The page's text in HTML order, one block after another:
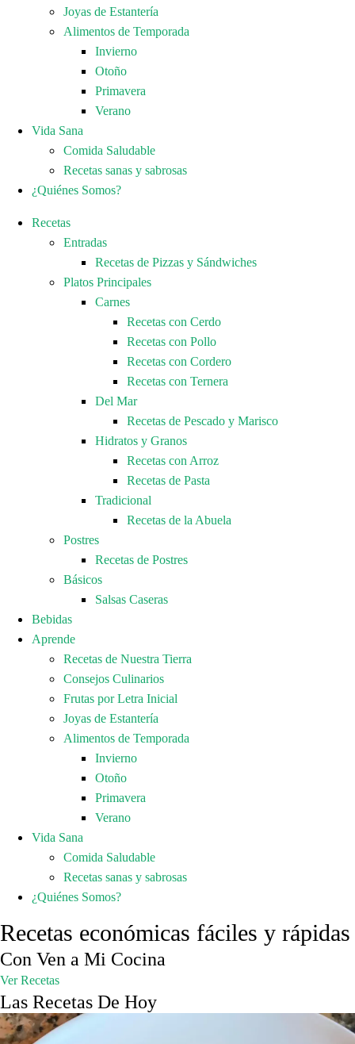
Joyas de Estantería
Alimentos de Temporada
Invierno
Otoño
Primavera
Verano
Vida Sana
Comida Saludable
Recetas sanas y sabrosas
¿Quiénes Somos?
Recetas
Entradas
Recetas de Pizzas y Sándwiches
Platos Principales
Carnes
Recetas con Cerdo
Recetas con Pollo
Recetas con Cordero
Recetas con Ternera
Del Mar
Recetas de Pescado y Marisco
Hidratos y Granos
Recetas con Arroz
Recetas de Pasta
Tradicional
Recetas de la Abuela
Postres
Recetas de Postres
Básicos
Salsas Caseras
Bebidas
Aprende
Recetas de Nuestra Tierra
Consejos Culinarios
Frutas por Letra Inicial
Joyas de Estantería
Alimentos de Temporada
Invierno
Otoño
Primavera
Verano
Vida Sana
Comida Saludable
Recetas sanas y sabrosas
¿Quiénes Somos?
Recetas económicas fáciles y rápidas
Con Ven a Mi Cocina
Ver Recetas
Las Recetas De Hoy